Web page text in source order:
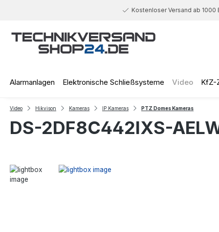
Kostenloser Versand ab 1000
Alarmanlagen Elektronische Schließsysteme Video KfZ-
Video Hikvison Kameras IP Kameras PTZ Domes Kameras
DS-2DF8C442IXS-